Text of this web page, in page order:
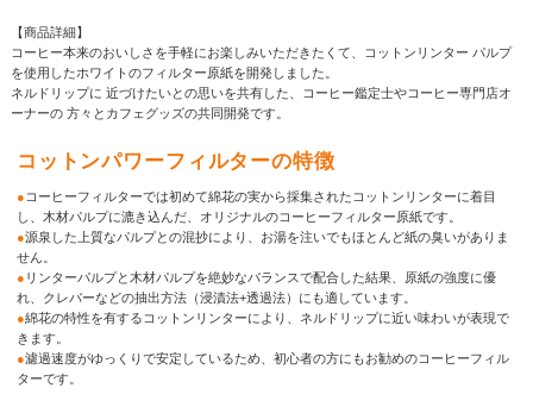
【商品詳細】
コーヒー本来のおいしさを手軽にお楽しみいただきたくて、コットンリンター パルプ
を使用したホワイトのフィルター原紙を開発しました。
ネルドリップに 近づけたいとの思いを共有した、コーヒー鑑定士やコーヒー専門店オ
ーナーの 方々とカフェグッズの共同開発です。
コットンパワーフィルターの特徴
● コーヒーフィルターでは初めて綿花の実から採集されたコットンリンターに着目
し、木材パルプに漉き込んだ、オリジナルのコーヒーフィルター原紙です。
●源泉した上質なパルプとの混抄により、お湯を注いでもほとんど紙の臭いがありま
せん。
● リンターパルプと木材パルプを絶妙なバランスで配合した結果、原紙の強度に優
れ、クレバーなどの抽出方法（浸漬法+透過法）にも適しています。
●綿花の特性を有するコットンリンターにより、ネルドリップに近い味わいが表現で
きます。
●濾過速度がゆっくりで安定しているため、初心者の方にもお勧めのコーヒーフィル
ターです。